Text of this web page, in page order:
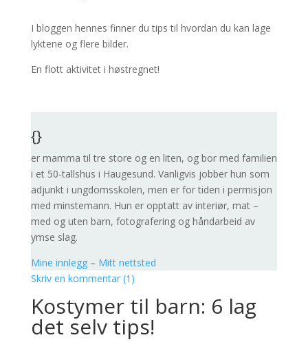
I bloggen hennes finner du tips til hvordan du kan lage
lyktene og flere bilder.
En flott aktivitet i høstregnet!
{}
er mamma til tre store og en liten, og bor med familien
i et 50-tallshus i Haugesund. Vanligvis jobber hun som
adjunkt i ungdomsskolen, men er for tiden i permisjon
med minstemann. Hun er opptatt av interiør, mat –
med og uten barn, fotografering og håndarbeid av
ymse slag.
Mine innlegg– Mitt nettsted
Skriv en kommentar (1)
Kostymer til barn: 6 lag
det selv tips!